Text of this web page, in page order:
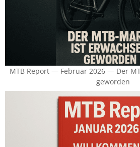
MTB Report — Februar 2026 — Der
geworden